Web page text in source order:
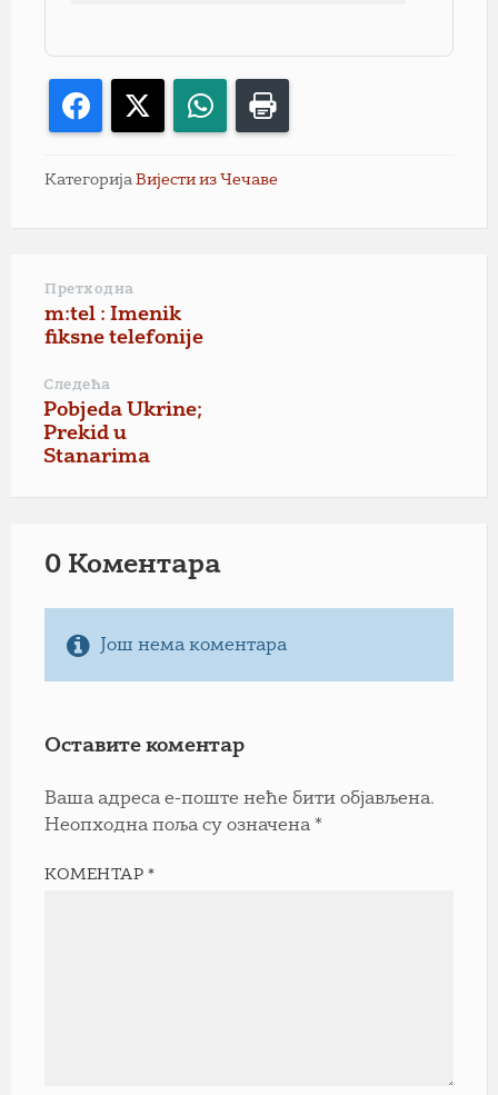
Facebook WhatsApp
Категорија Вијести из Чечаве
Претходна
m:tel : Imenik
fiksne telefonije
Следећа
Pobjeda Ukrine;
Prekid u
Stanarima
0 Коментарa
Још нема коментара
Оставите коментар
Ваша адреса е-поште неће бити објављена.
Неопходна поља су означена *
КОМЕНТАР*